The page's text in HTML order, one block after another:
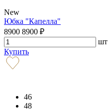
New
Юбка "Капелла"
8900 8900 ₽
шт
Купить
46
48